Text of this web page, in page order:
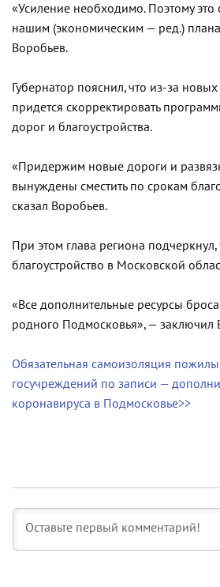
«Усиление необходимо. Поэтому это
нашим (экономическим — ред.)
Воробьев.
Губернатор пояснил, что из-за
придется скорректировать
дорог и благоустройства.
«Придержим новые дороги и
вынуждены сместить по срокам
сказал Воробьев.
При этом глава региона подчеркнул,
благоустройство в Московской
«Все дополнительные ресурсы
родного Подмосковья», — заключил
Обязательная самоизоляция
госучреждений по записи —
коронавируса в Подмосковье>>